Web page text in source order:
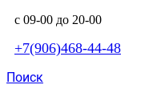
с 09-00 до 20-00
+7(906)468-44-48
Поиск